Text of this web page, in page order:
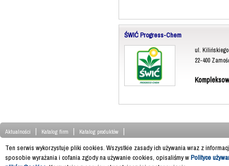
ŚWIĆ Progress-Chem
ul. Kilińskiego
22-400
Aktualności Katalog firm Katalog produktów
Ten serwis wykorzystuje pliki cookies. Wszystkie zasady ich używania wraz z
sposobie wyrażania i cofania zgody na używanie cookies, opisaliśmy wPolityce